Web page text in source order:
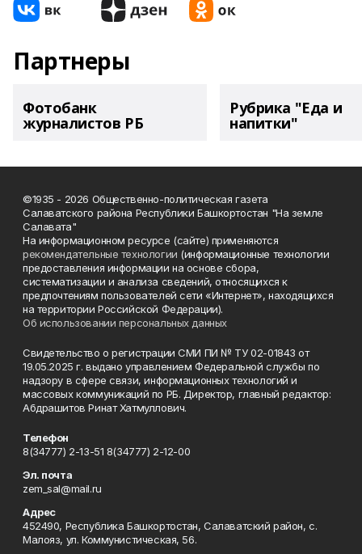
Партнеры
Фотобанк
журналистов РБ
Рубрика "Еда и
напитки"
©1935 - 2026 Общественно-политическая газета
Салаватского района Республики Башкортостан "На земле
Салавата"
На информационном ресурсе (сайте) применяются
рекомендательные технологии (информационные технологии
предоставления информации на основе сбора,
систематизации и анализа сведений, относящихся к
предпочтениям пользователей сети «Интернет», находящихся
на территории Российской Федерации).
Об использовании персональных данных
Свидетельство о регистрации СМИ ПИ № ТУ 02-01843 от
19.05.2025 г. выдано управлением Федеральной службы по
надзору в сфере связи, информационных технологий и
массовых коммуникаций по РБ. Директор, главный редактор:
Абдрашитов Ринат Хатмуллович.
Телефон
8(34777) 2-13-51 8(34777) 2-12-00
Эл. почта
zem_sal@mail.ru
Адрес
452490, Республика Башкортостан, Салаватский район, с.
Малояз, ул. Коммунистическая, 56.